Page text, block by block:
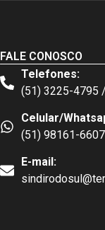
FALE CONOSCO
Telefones:
(51) 3225-4795
Celular/
(51) 98161-6607
E-mail: